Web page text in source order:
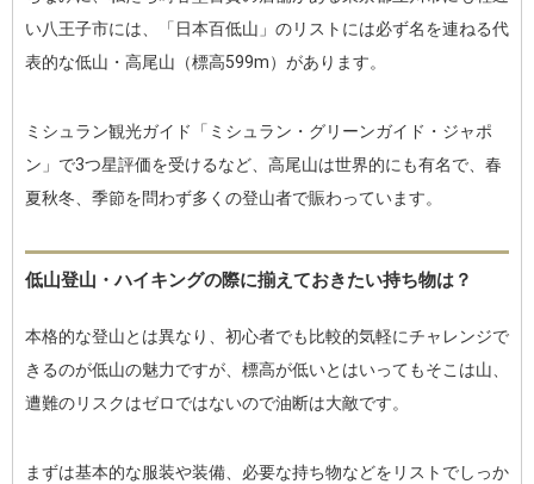
い八王子市には、「日本百低山」のリストには必ず名を連ねる代
表的な低山・高尾山（標高599m）があります。
ミシュラン観光ガイド「ミシュラン・グリーンガイド・ジャポ
ン」で3つ星評価を受けるなど、高尾山は世界的にも有名で、春
夏秋冬、季節を問わず多くの登山者で賑わっています。
低山登山・ハイキングの際に揃えておきたい持ち物は？
本格的な登山とは異なり、初心者でも比較的気軽にチャレンジで
きるのが低山の魅力ですが、標高が低いとはいってもそこは山、
遭難のリスクはゼロではないので油断は大敵です。
まずは基本的な服装や装備、必要な持ち物などをリストでしっか